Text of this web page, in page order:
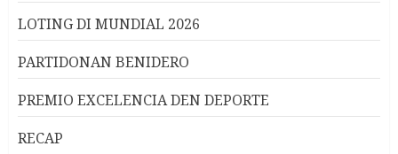
LOTING DI MUNDIAL 2026
PARTIDONAN BENIDERO
PREMIO EXCELENCIA DEN DEPORTE
RECAP